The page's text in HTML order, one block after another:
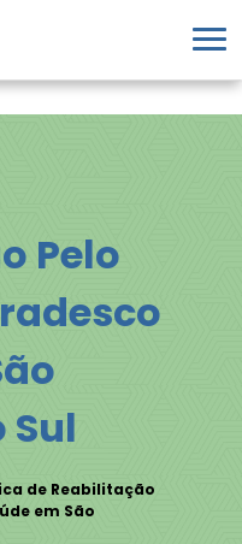
Pelo
Sul
de Reabilitação
em São